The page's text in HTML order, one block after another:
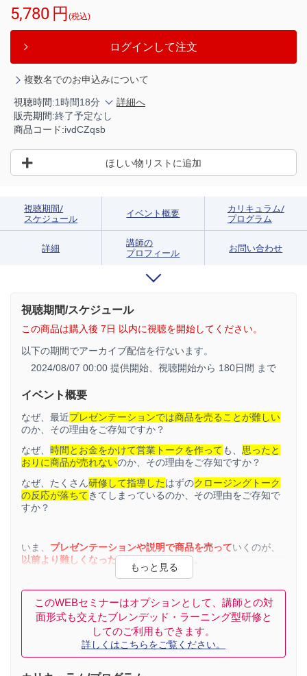
5,780 円 (税込)
ログインして注文
複数名でのお申込みについて
視聴時間:1時間18分
詳細へ
販売期間:終了予定なし
商品コード:ivdCZqsb
ほしい物リストに追加
視聴期間/
スケジュール
イベント概要
カリキュラム/
プログラム
詳細
講師の
プロフィール
お問い合わせ
視聴期間/スケジュール
この商品は購入後 7日 以内に視聴を開始してください。
以下の期間でアーカイブ配信を行ないます。
2024/08/07 00:00 提供開始、 視聴開始から 180日間 まで
イベント概要
なぜ、最近プレゼンテーションでは商品を売ることが難しい
のか、その理由をご存知ですか？
なぜ、 時間とお金をかけて営業トークを作って も、 思ったと
おりに商品が売れないのか、その理由をご存知ですか？
なぜ、たくさん研修して指導したはずのクロージングトーク
の反応が落ちて きてしまっているのか、その理由をご存知で
すか？
いま、 プレゼンテーションや説明で商品を売っていくのが、
以前より難しくなったといわれています。
通信技術が発達し、私たちが１日で目にする情報量
ん増えています。
結果、最近の人は、「この情報は自分に必要か」を瞬時に判
断し 「不要だ」と思ったらスルー してすぐに忘れる、といっ
た思考になっているそうです。
でないと、思考が破綻してしまうからです。
このWEBセミナーはオプションとして、講師との対
面形式も交えたブレンデッド・ラーニング型研修と
してのご利用もできます。
詳しくはこちらをご覧ください。